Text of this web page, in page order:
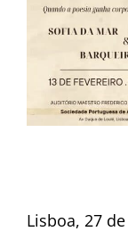
Lisboa, 27